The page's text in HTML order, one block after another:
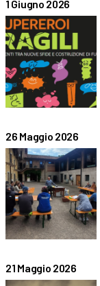
1 Giugno 2026
26 Maggio 2026
21 Maggio 2026